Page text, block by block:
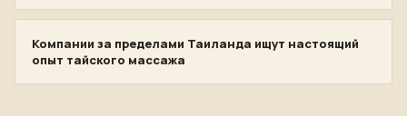
Компании за пределами Таиланда ищут настоящий
опыт тайского массажа